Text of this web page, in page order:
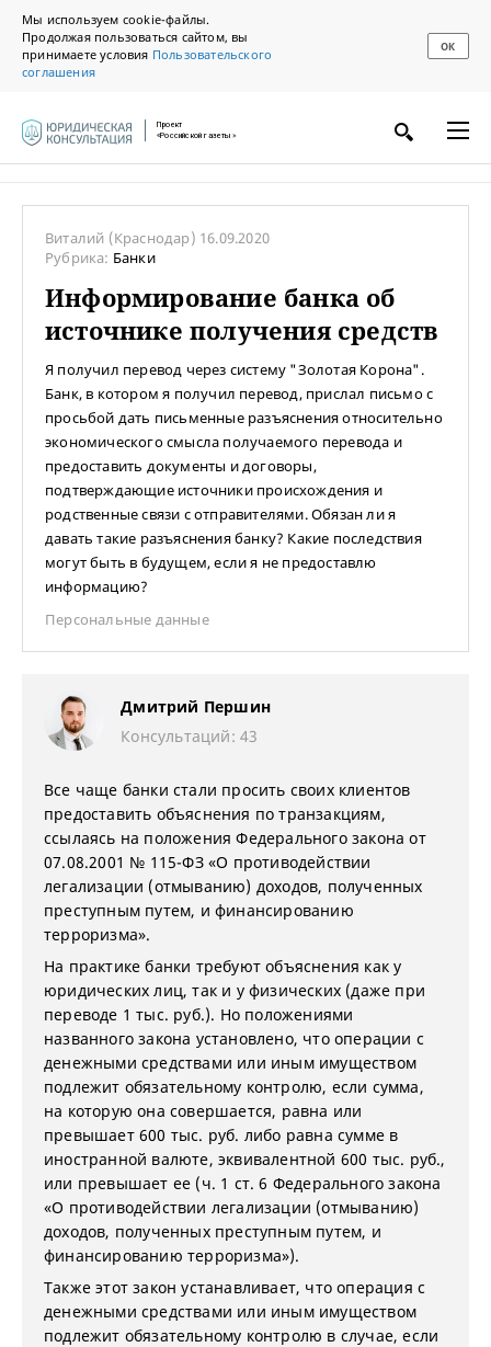
Мы используем cookie-файлы.
Продолжая пользоваться сайтом, вы
принимаете условия Пользовательского
соглашения
ОК
Проект
«Российской газеты»
Виталий (Краснодар) 16.09.2020
Рубрика: Банки
Информирование банка об
источнике получения средств
Я получил перевод через систему "Золотая Корона".
Банк, в котором я получил перевод, прислал письмо с
просьбой дать письменные разъяснения относительно
экономического смысла получаемого перевода и
предоставить документы и договоры,
подтверждающие источники происхождения и
родственные связи с отправителями. Обязан ли я
давать такие разъяснения банку? Какие последствия
могут быть в будущем, если я не предоставлю
информацию?
Персональные данные
Дмитрий Першин
Консультаций: 43
Все чаще банки стали просить своих клиентов
предоставить объяснения по транзакциям,
ссылаясь на положения Федерального закона от
07.08.2001 № 115-ФЗ «О противодействии
легализации (отмыванию) доходов, полученных
преступным путем, и финансированию
терроризма».
На практике банки требуют объяснения как у
юридических лиц, так и у физических (даже при
переводе 1 тыс. руб.). Но положениями
названного закона установлено, что операции с
денежными средствами или иным имуществом
подлежит обязательному контролю, если сумма,
на которую она совершается, равна или
превышает 600 тыс. руб. либо равна сумме в
иностранной валюте, эквивалентной 600 тыс. руб.,
или превышает ее (ч. 1 ст. 6 Федерального закона
«О противодействии легализации (отмыванию)
доходов, полученных преступным путем, и
финансированию терроризма»).
Также этот закон устанавливает, что операция с
денежными средствами или иным имуществом
подлежит обязательному контролю в случае, если